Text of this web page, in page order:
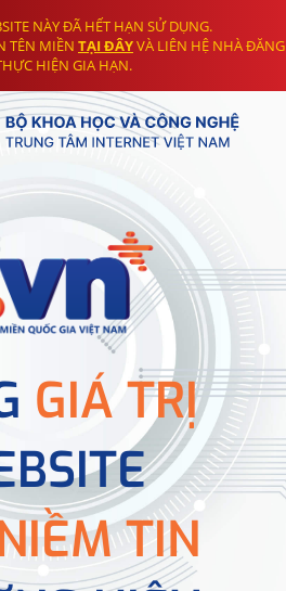
NÀY ĐÃ HẾT HẠN SỬ DỤNG.
TÊN MIỀN TẠI ĐÂYVÀ LIÊN HỆ NHÀ ĐĂNG
HIỆN GIA HẠN.
GIÁ TRỊ
TIN